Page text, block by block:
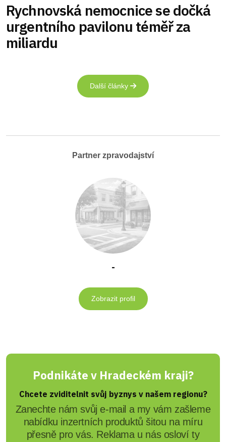
Rychnovská nemocnice se dočká
urgentního pavilonu téměř za
miliardu
Další články
Partner zpravodajství
-
Zobrazit profil
Podnikáte v Hradeckém kraji?
Chcete zviditelnit svůj byznys v našem regionu?
Zanechte nám svůj e-mail a my vám zašleme
nabídku inzertních produktů šitou na míru
přesně pro vás. Reklama u nás osloví ty